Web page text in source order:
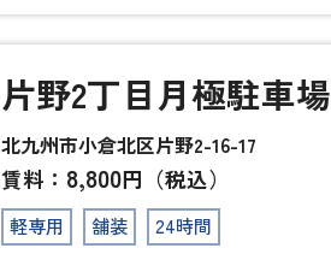
片野2丁目月極駐車場
北九州市小倉北区片野2-16-17
賃料： 8,800円（税込）
軽専用 舗装 24時間